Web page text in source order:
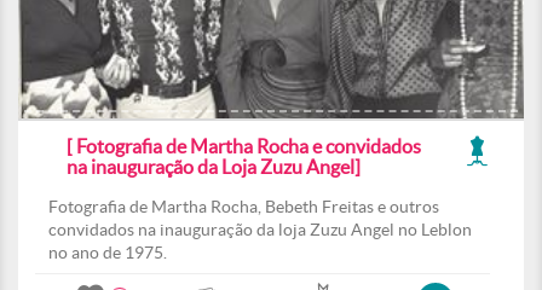
[ Fotografia de Martha Rocha e convidados
na inauguração da Loja Zuzu Angel]
Fotografia de Martha Rocha, Bebeth Freitas e outros
convidados na inauguração da loja Zuzu Angel no Leblon
no ano de 1975.